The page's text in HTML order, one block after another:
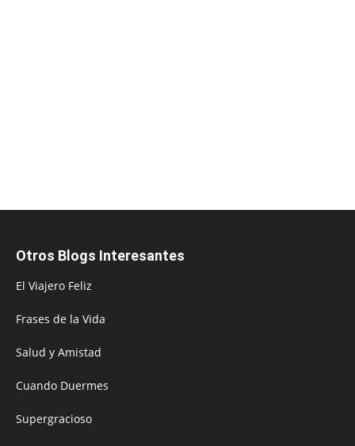
Otros Blogs Interesantes
El Viajero Feliz
Frases de la Vida
Salud y Amistad
Cuando Duermes
Supergracioso